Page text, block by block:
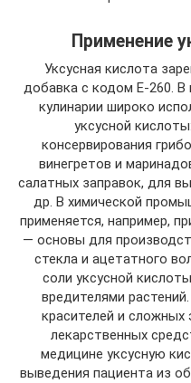
Применение
Уксусная кислота
добавка с кодом E-260.
кулинарии широко
уксусной
консервирования
винегретов и
салатных заправок, для
др. В химической
применяется, например,
— основы для
стекла и ацетатного
соли уксусной
вредителями
красителей и сложных
лекарственных
медицине уксусную
выведения пациента из